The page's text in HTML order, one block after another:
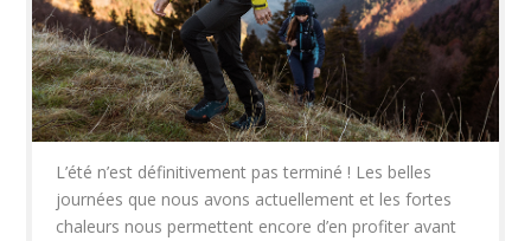
L’été n’est définitivement pas terminé ! Les belles
journées que nous avons actuellement et les fortes
chaleurs nous permettent encore d’en profiter avant